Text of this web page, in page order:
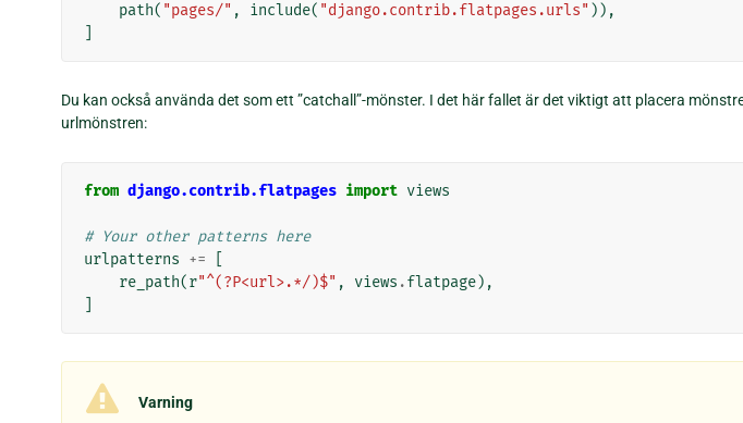
path( "pages/" , include( "django.contrib.flatpages.urls" )),
Du kan också använda det som ett ”catchall”-mönster. I det här fallet är det viktigt att placera
urlmönstren:
from django.contrib.flatpages import views
# Your other patterns here
urlpatterns +=
re_path(r"^(?P<url>.*/)$" , views .flatpage),
Varning